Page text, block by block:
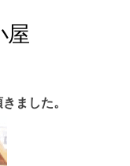
屋
ました。